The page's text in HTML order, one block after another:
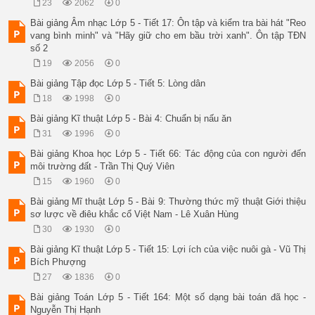
c.Để người bán hàng khỏi hiểu lầm ông khách cần thêm dấu
Làm việc cá nhân ( 7 phút)
Tin nhắn của ông khách:
Xin ông làm ơn ghi thêm nếu còn chỗ linh hồn bác sẽ được
23 2062 0
Bài giảng Âm nhạc Lớp 5 - Tiết 17: Ôn tập và kiểm tra bài hát "Reo
vang bình minh" và "Hãy giữ cho em bầu trời xanh". Ôn tập TĐN
số 2
19 2056 0
Bài giảng Tập đọc Lớp 5 - Tiết 5: Lòng dân
18 1998 0
Bài giảng Kĩ thuật Lớp 5 - Bài 4: Chuẩn bị nấu ăn
31 1996 0
Bài giảng Khoa học Lớp 5 - Tiết 66: Tác động của con người đến
môi trường đất - Trần Thị Quý Viên
15 1960 0
Bài giảng Mĩ thuật Lớp 5 - Bài 9: Thường thức mỹ thuật Giới thiệu
sơ lược về điêu khắc cổ Việt Nam - Lê Xuân Hùng
30 1930 0
Bài giảng Kĩ thuật Lớp 5 - Tiết 15: Lợi ích của việc nuôi gà - Vũ Thị
Bích Phượng
27 1836 0
Bài giảng Toán Lớp 5 - Tiết 164: Một số dạng bài toán đã học -
Nguyễn Thị Hạnh